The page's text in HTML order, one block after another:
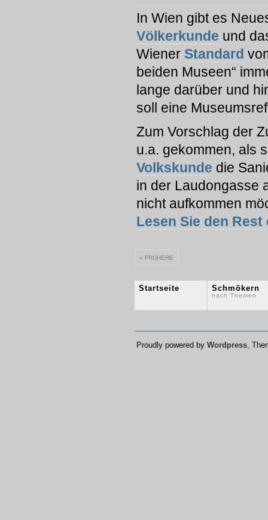
In Wien gibt es
Völkerkunde und
Wiener Standard
beiden Museen“
lange darüber und
soll eine
Zum Vorschlag der
u.a. gekommen, als
Volkskunde die
in der Laudongasse
nicht aufkommen
Lesen Sie den
« FRÜHERE
Startseite Schmökern
nach Themen
Proudly powered by Wordpress,